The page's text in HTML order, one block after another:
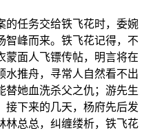
的任务交给铁飞花时，委婉
智峰而来。铁飞花记得，不
蒙面人飞镖传帖，明言将在
水推舟，寻常人自然看不出
替她血洗杀父之仇；游先生
接下来的几天，杨府先后发
林总总，纠缠缕析，铁飞花